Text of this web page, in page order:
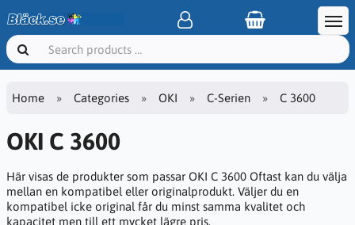
Home Categories OKI C-Serien C 3600
OKI C 3600
Här visas de produkter som passar OKI C 3600 Oftast kan du välja
mellan en kompatibel eller originalprodukt. Väljer du en
kompatibel icke original får du minst samma kvalitet och
kapacitet men till ett mycket lägre pris.